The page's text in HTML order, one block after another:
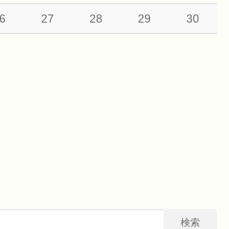
27 28 29 30
検索